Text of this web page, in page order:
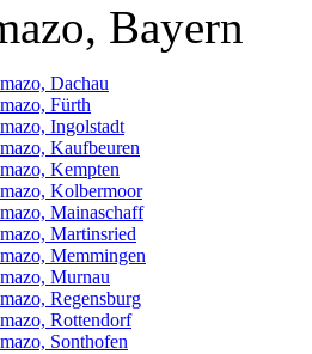
Bayern
Dachau
Fürth
Ingolstadt
Kaufbeuren
Kempten
Kolbermoor
Mainaschaff
Martinsried
Memmingen
Murnau
Regensburg
Rottendorf
Sonthofen